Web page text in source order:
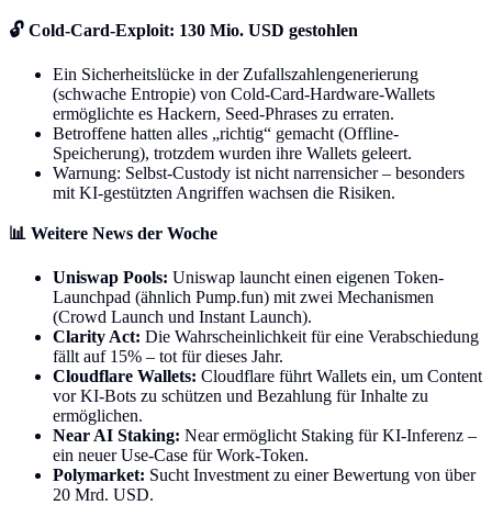
🔓 Cold-Card-Exploit: 130 Mio. USD gestohlen
Ein Sicherheitslücke in der Zufallszahlengenerierung
(schwache Entropie) von Cold-Card-Hardware-Wallets
ermöglichte es Hackern, Seed-Phrases zu erraten.
Betroffene hatten alles „richtig“ gemacht (Offline-
Speicherung), trotzdem wurden ihre Wallets geleert.
Warnung: Selbst-Custody ist nicht narrensicher – besonders
mit KI-gestützten Angriffen wachsen die Risiken.
📊 Weitere News der Woche
Uniswap Pools: Uniswap launcht einen eigenen Token-
Launchpad (ähnlich Pump.fun) mit zwei Mechanismen
(Crowd Launch und Instant Launch).
Clarity Act: Die Wahrscheinlichkeit für eine Verabschiedung
fällt auf 15% – tot für dieses Jahr.
Cloudflare Wallets: Cloudflare führt Wallets ein, um Content
vor KI-Bots zu schützen und Bezahlung für Inhalte zu
ermöglichen.
Near AI Staking: Near ermöglicht Staking für KI-Inferenz –
ein neuer Use-Case für Work-Token.
Polymarket: Sucht Investment zu einer Bewertung von über
20 Mrd. USD.